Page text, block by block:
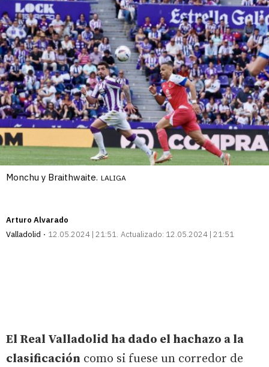
Monchu y Braithwaite. LALIGA
Arturo Alvarado
Valladolid
12.05.2024 | 21:51 Actualizado: 12.05.2024 | 21:51
El Real Valladolid ha dado el hachazo a la
clasificación como si fuese un corredor de